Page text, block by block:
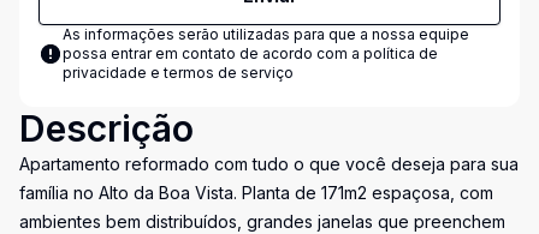
As informações serão utilizadas para que a nossa equipe
possa entrar em contato de acordo com a política de
privacidade e termos de serviço
Descrição
Apartamento reformado com tudo o que você deseja para sua
família no Alto da Boa Vista. Planta de 171m2 espaçosa, com
ambientes bem distribuídos, grandes janelas que preenchem